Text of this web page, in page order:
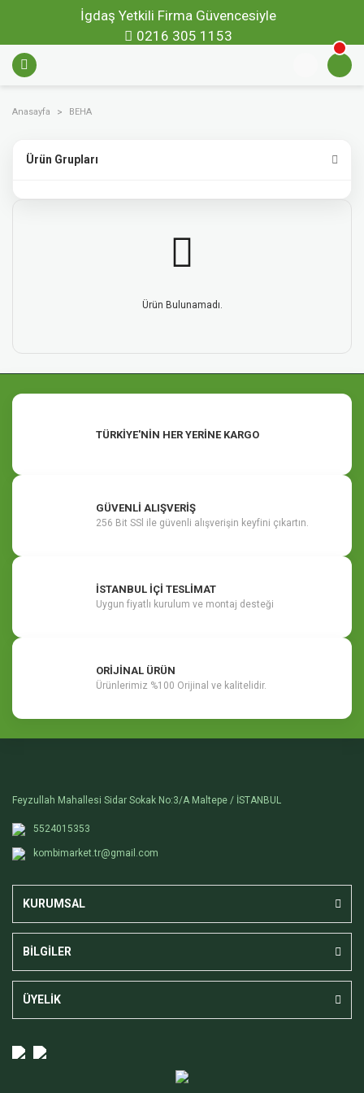
İgdaş Yetkili Firma Güvencesiyle
0216 305 1153
Anasayfa BEHA
Ürün Grupları
Ürün Bulunamadı.
TÜRKİYE'NİN HER YERİNE KARGO
GÜVENLİ ALIŞVERİŞ
256 Bit SSl ile güvenli alışverişin keyfini çıkartın.
İSTANBUL İÇİ TESLİMAT
Uygun fiyatlı kurulum ve montaj desteği
ORİJİNAL ÜRÜN
Ürünlerimiz %100 Orijinal ve kalitelidir.
Feyzullah Mahallesi Sidar Sokak No:3/A Maltepe / İSTANBUL
5524015353
kombimarket.tr@gmail.com
KURUMSAL
BİLGİLER
ÜYELİK